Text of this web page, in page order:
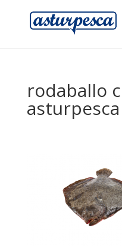
rodaballo
asturpesca